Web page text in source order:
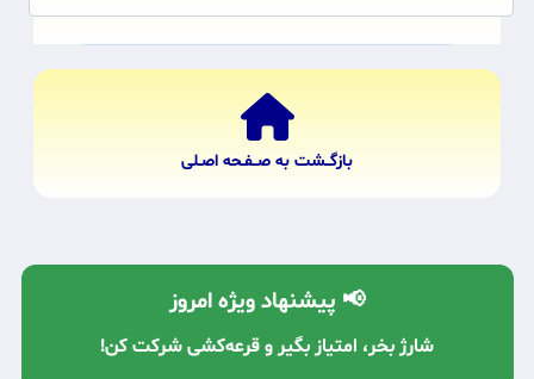
بازگــشت به صــفـحه اصـلی
📢 پیشنهاد ویژه امروز
شارژ بخر، امتیاز بگیر و قرعه‌کشی شرکت کن!